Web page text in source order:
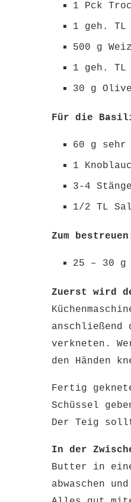
1 Pck
1 geh. TL
500 g
1 geh. TL
30 g
Für die
60 g sehr
1
3-4
1/2 TL
Zum
25 – 30 g
Zuerst wird
verkneten.
den Händen
Fertig
Schüssel
Der Teig
In der
Butter in
abwaschen